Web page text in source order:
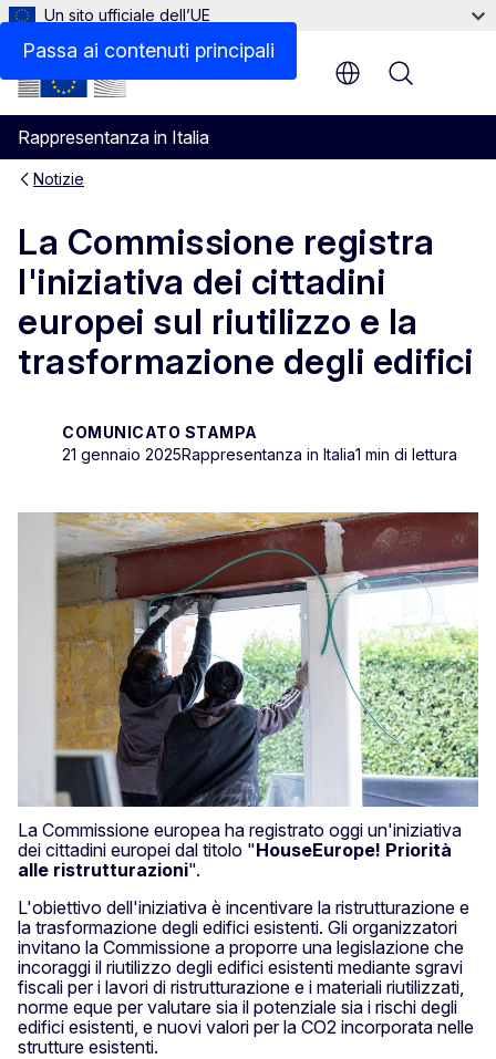
Passa ai contenuti principali
Un sito ufficiale dell’UE
Rappresentanza in Italia
Menu
Notizie
La Commissione registra
l'iniziativa dei cittadini
europei sul riutilizzo e la
trasformazione degli edifici
COMUNICATO STAMPA
21 gennaio 2025Rappresentanza in Italia1 min di lettura
La Commissione europea ha registrato oggi un'iniziativa
dei cittadini europei dal titolo "HouseEurope! Priorità
alle ristrutturazioni".
L'obiettivo dell'iniziativa è incentivare la ristrutturazione e
la trasformazione degli edifici esistenti. Gli organizzatori
invitano la Commissione a proporre una legislazione che
incoraggi il riutilizzo degli edifici esistenti mediante sgravi
fiscali per i lavori di ristrutturazione e i materiali riutilizzati,
norme eque per valutare sia il potenziale sia i rischi degli
edifici esistenti, e nuovi valori per la CO2 incorporata nelle
strutture esistenti.